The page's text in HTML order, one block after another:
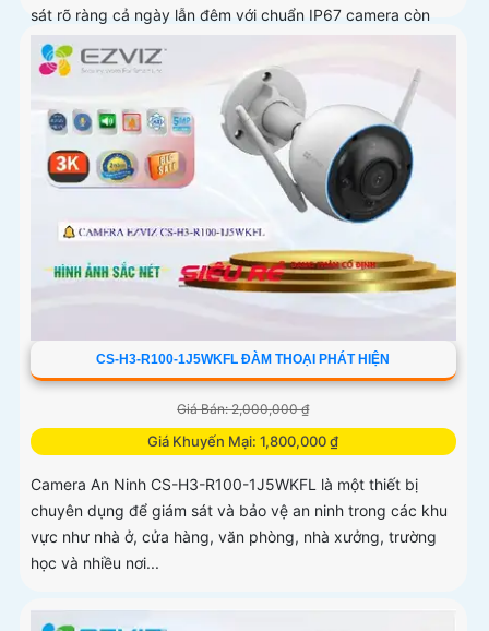
sát rõ ràng cả ngày lẫn đêm với chuẩn IP67 camera còn
tích hợp tính năng phát hiện thông minh và cảnh báo bằng
còi và đèn chớp phù hợp cho công trình kho hàng, nhà
CS-H3-R100-1J5WKFL ĐÀM THOẠI PHÁT HIỆN
Giá Bán: 2,000,000 ₫
Giá Khuyến Mại: 1,800,000 ₫
Camera An Ninh CS-H3-R100-1J5WKFL là một thiết bị
chuyên dụng để giám sát và bảo vệ an ninh trong các khu
vực như nhà ở, cửa hàng, văn phòng, nhà xưởng, trường
học và nhiều nơi...